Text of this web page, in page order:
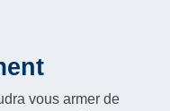
vous armer de